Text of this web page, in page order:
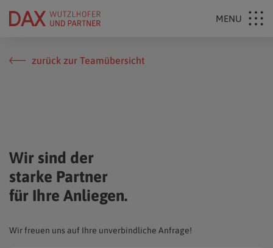
zurück zur Teamübersicht
Wir sind der
starke Partner
für Ihre Anliegen.
Wir freuen uns auf Ihre unverbindliche Anfrage!